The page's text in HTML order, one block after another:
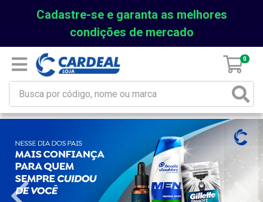
Cadastre-se e garanta as melhores
condições de mercado
0